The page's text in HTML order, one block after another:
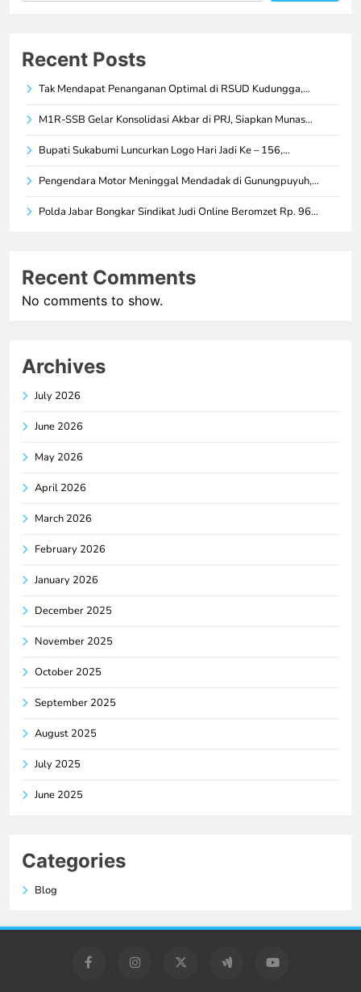
Recent Posts
Tak Mendapat Penanganan Optimal di RSUD Kudungga,…
M1R-SSB Gelar Konsolidasi Akbar di PRJ, Siapkan Munas…
Bupati Sukabumi Luncurkan Logo Hari Jadi Ke – 156,…
Pengendara Motor Meninggal Mendadak di Gunungpuyuh,…
Polda Jabar Bongkar Sindikat Judi Online Beromzet Rp. 96…
Recent Comments
No comments to show.
Archives
July 2026
June 2026
May 2026
April 2026
March 2026
February 2026
January 2026
December 2025
November 2025
October 2025
September 2025
August 2025
July 2025
June 2025
Categories
Blog